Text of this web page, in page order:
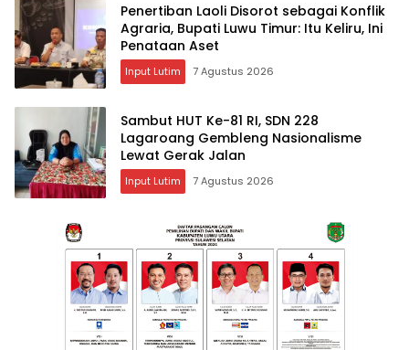
Penertiban Laoli Disorot sebagai Konflik
Agraria, Bupati Luwu Timur: Itu Keliru, Ini
Penataan Aset
Input Lutim 7 Agustus 2026
Sambut HUT Ke-81 RI, SDN 228
Lagaroang Gembleng Nasionalisme
Lewat Gerak Jalan
Input Lutim 7 Agustus 2026